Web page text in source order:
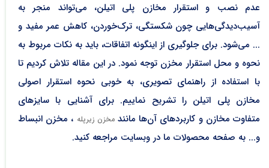
عدم نصب و استقرار مخازن پلی اتیلن، می‌تواند منجر به
آسیب‌دیدگی‌هایی چون شکستگی، ترک‌خوردن، کاهش عمر مفید و
... می‌شود. برای جلوگیری از اینگونه اتفاقات، باید به نکات مربوط به
نحوه و محل استقرار مخزن توجه نمود. در این مقاله تلاش کردیم تا
با استفاده از راهنمای تصویری، به خوبی نحوه استقرار اصولی
مخازن پلی اتیلن را تشریح نماییم. برای آشنایی با سایزهای
متفاوت مخازن و کاربردهای آن‌ها مانندمخزن زیرپله ، مخزن انبساط
و... به صفحه محصولات ما در وبسایت مراجعه کنید.